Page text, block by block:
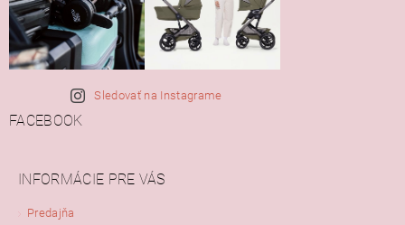
Sledovať na Instagrame
FACEBOOK
INFORMÁCIE PRE VÁS
Predajňa